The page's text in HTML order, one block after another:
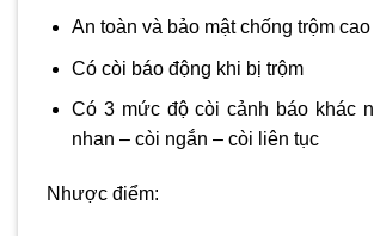
An toàn và bảo mật chống trộm cao
Có còi báo động khi bị trộm
Có 3 mức độ còi cảnh báo khác
nhan – còi ngắn – còi liên tục
Nhược điểm: